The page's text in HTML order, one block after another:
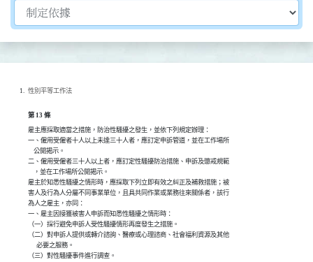
切換選擇法規資訊內容
性別平等工作法
第 13 條
雇主應採取適當之措施，防治性騷擾之發生，並依下列規定辦理：
一、僱用受僱者十人以上未達三十人者，應訂定申訴管道，並在工作場所
    公開揭示。
二、僱用受僱者三十人以上者，應訂定性騷擾防治措施、申訴及懲戒規範
    ，並在工作場所公開揭示。
雇主於知悉性騷擾之情形時，應採取下列立即有效之糾正及補救措施；被
害人及行為人分屬不同事業單位，且具共同作業或業務往來關係者，該行
為人之雇主，亦同：
一、雇主因接獲被害人申訴而知悉性騷擾之情形時：
（一）採行避免申訴人受性騷擾情形再度發生之措施。
（二）對申訴人提供或轉介諮詢、醫療或心理諮商、社會福利資源及其他
      必要之服務。
（三）對性騷擾事件進行調查。